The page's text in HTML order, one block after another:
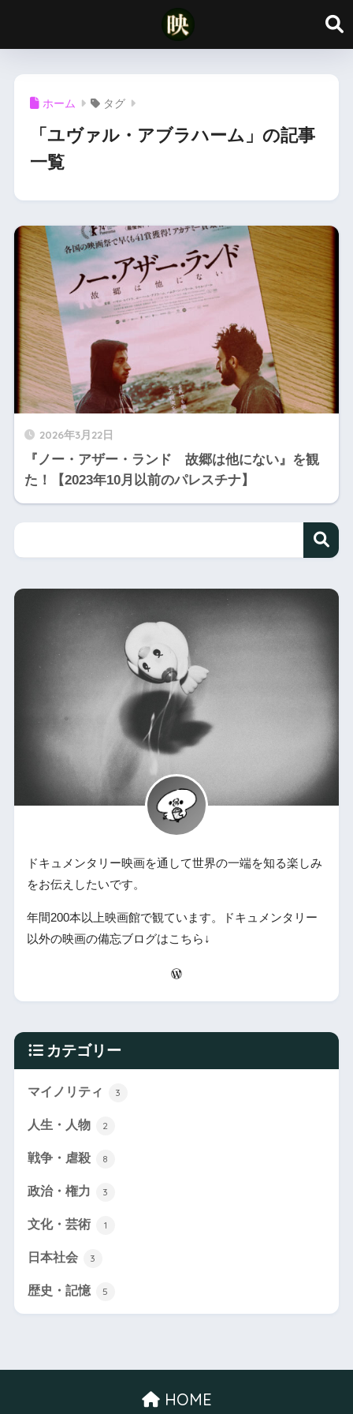
ホーム タグ
「ユヴァル・アブラハーム」の記事
一覧
2026年3月22日
『ノー・アザー・ランド 故郷は他にない』を観
た！【2023年10月以前のパレスチナ】
ドキュメンタリー映画を通して世界の一端を知る楽しみ
をお伝えしたいです。
年間200本以上映画館で観ています。ドキュメンタリー
以外の映画の備忘ブログはこちら↓
カテゴリー
マイノリティ 3
人生・人物 2
戦争・虐殺 8
政治・権力 3
文化・芸術 1
日本社会 3
歴史・記憶 5
HOME